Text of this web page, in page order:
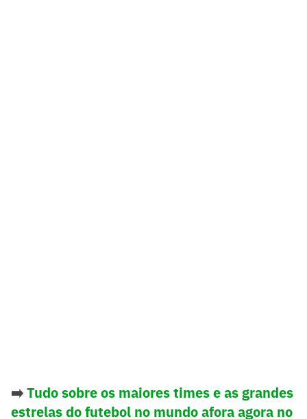
➡️Tudo sobre os maiores times e as grandes
estrelas do futebol no mundo afora agora no